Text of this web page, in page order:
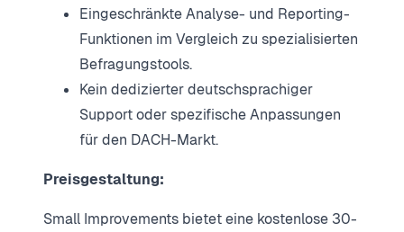
Eingeschränkte Analyse- und Reporting-
Funktionen im Vergleich zu spezialisierten
Befragungstools.
Kein dedizierter deutschsprachiger
Support oder spezifische Anpassungen
für den DACH-Markt.
Preisgestaltung:
Small Improvements bietet eine kostenlose 30-